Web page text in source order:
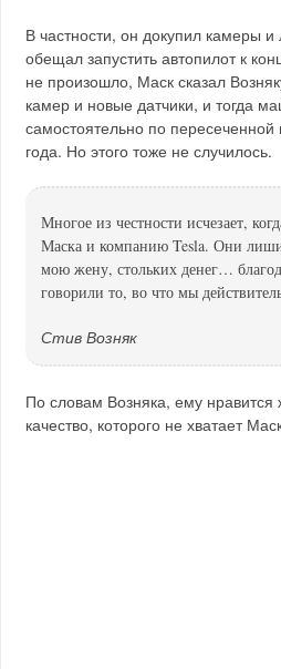
В частности, он докупил камеры
обещал запустить автопилот к
не произошло, Маск сказал
камер и новые датчики, и тогда
самостоятельно по пересеченной
года. Но этого тоже не случилось.
Многое из честности исчезает,
Маска и компанию Tesla. Они
мою жену, стольких денег…
говорили то, во что мы
Стив Возняк
По словам Возняка, ему нравится
качество, которого не хватает